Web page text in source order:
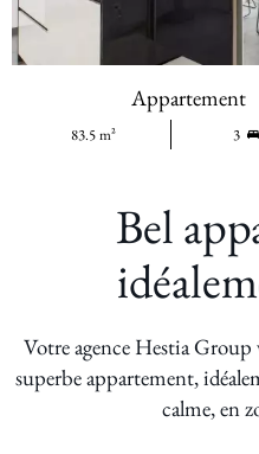
Appartement
83.5 m² 3
Bel
Votre agence Hestia
superbe appartement,
calme, en